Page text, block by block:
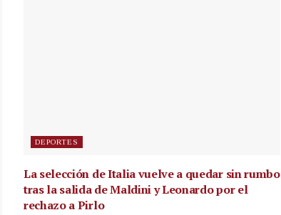
DEPORTES
La selección de Italia vuelve a quedar sin rumbo
tras la salida de Maldini y Leonardo por el
rechazo a Pirlo